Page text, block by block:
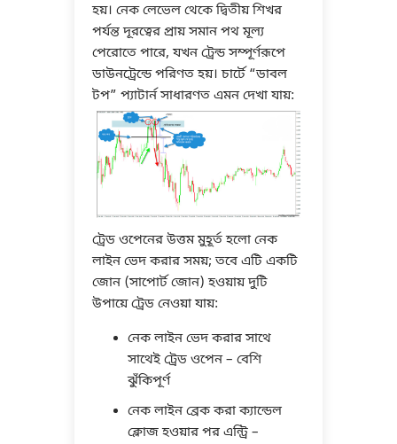
হয়। নেক লেভেল থেকে দ্বিতীয় শিখর
পর্যন্ত দূরত্বের প্রায় সমান পথ মূল্য
পেরোতে পারে, যখন ট্রেন্ড সম্পূর্ণরূপে
ডাউনট্রেন্ডে পরিণত হয়। চার্টে “ডাবল
টপ” প্যাটার্ন সাধারণত এমন দেখা যায়:
ট্রেড ওপেনের উত্তম মুহূর্ত হলো নেক
লাইন ভেদ করার সময়; তবে এটি একটি
জোন (সাপোর্ট জোন) হওয়ায় দুটি
উপায়ে ট্রেড নেওয়া যায়:
নেক লাইন ভেদ করার সাথে
সাথেই ট্রেড ওপেন – বেশি
ঝুঁকিপূর্ণ
নেক লাইন ব্রেক করা ক্যান্ডেল
ক্লোজ হওয়ার পর এন্ট্রি –